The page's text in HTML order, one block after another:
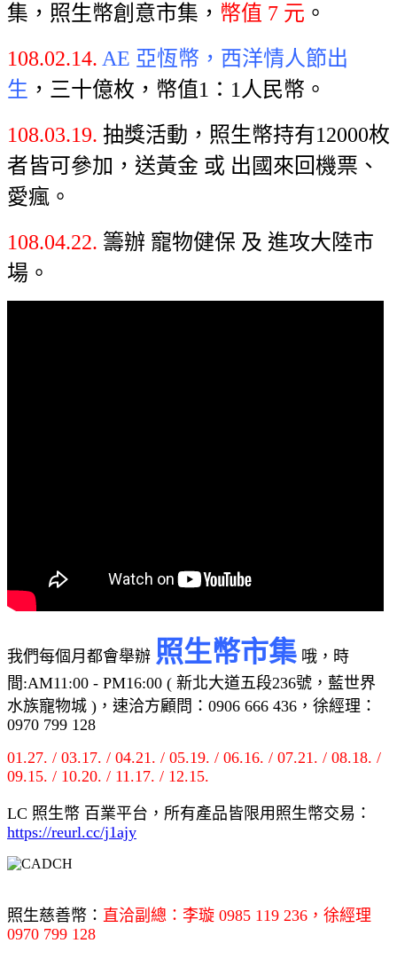
集，照生幣創意市集， 幣值 7 元 。
108.02.14. AE 亞恆幣 ，西洋情人節出
生 ，三十億枚，幣值1：1人民幣。
108.03.19. 抽獎活動，照生幣持有12000枚
者皆可參加，送黃金 或 出國來回機票、
愛瘋。
108.04.22. 籌辦 寵物健保 及 進攻大陸市
場。
我們每個月都會舉辦 照生幣市集 哦，時
間:AM11:00 - PM16:00 ( 新北大道五段236號，藍世界
水族寵物城 )，速洽方顧問：0906 666 436，徐經理：
0970 799 128
01.27. / 03.17. / 04.21. / 05.19. / 06.16. / 07.21. / 08.18. /
09.15. / 10.20. / 11.17. / 12.15.
LC 照生幣 百業平台，所有產品皆限用照生幣交易：
https://reurl.cc/j1ajy
照生慈善幣： 直洽副總：李璇 0985 119 236，徐經理
0970 799 128